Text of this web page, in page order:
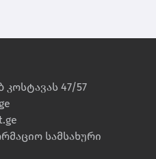
47/57
სამსახური